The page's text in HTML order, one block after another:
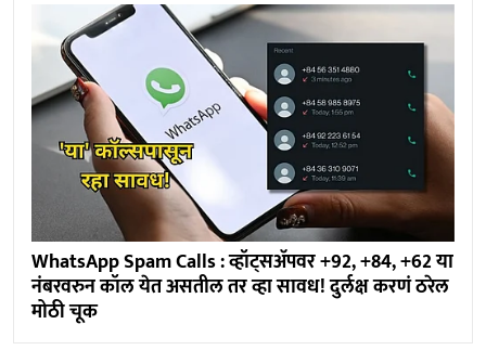
WhatsApp Spam Calls : व्हॉट्सअ‍ॅपवर +92, +84, +62 या
नंबरवरुन कॉल येत असतील तर व्हा सावध! दुर्लक्ष करणं ठरेल
मोठी चूक